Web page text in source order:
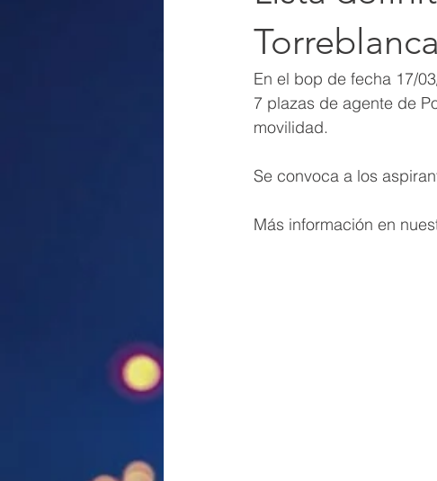
Torreblanca
En el bop de fecha 17/
7 plazas de agente de
movilidad.
Se convoca a los
Más información en